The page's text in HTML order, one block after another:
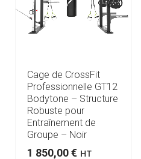
Cage de CrossFit
Professionnelle GT12
Bodytone – Structure
Robuste pour
Entraînement de
Groupe – Noir
1 850,00€ HT